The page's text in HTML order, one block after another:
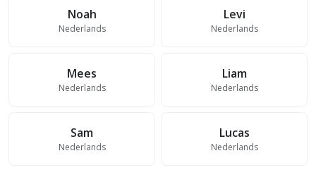
Noah
Nederlands
Levi
Nederlands
Mees
Nederlands
Liam
Nederlands
Sam
Nederlands
Lucas
Nederlands